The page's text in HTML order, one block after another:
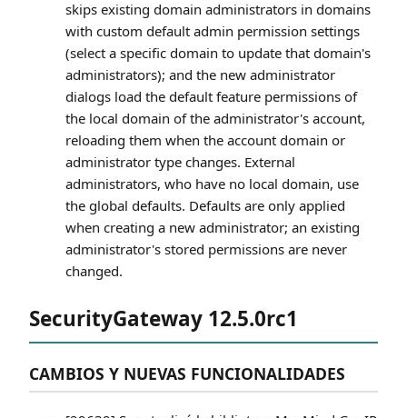
skips existing domain administrators in domains
with custom default admin permission settings
(select a specific domain to update that domain's
administrators); and the new administrator
dialogs load the default feature permissions of
the local domain of the administrator's account,
reloading them when the account domain or
administrator type changes. External
administrators, who have no local domain, use
the global defaults. Defaults are only applied
when creating a new administrator; an existing
administrator's stored permissions are never
changed.
SecurityGateway 12.5.0rc1
CAMBIOS Y NUEVAS FUNCIONALIDADES